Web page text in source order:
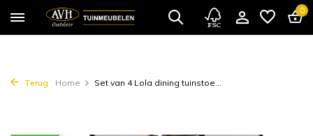
0
Terug Home Set van 4 Lola dining tuinstoe...